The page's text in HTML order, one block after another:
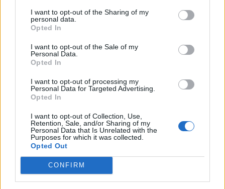
I want to opt-out of the Sharing of my
personal data.
Opted In
I want to opt-out of the Sale of my
Personal Data.
Opted In
I want to opt-out of processing my
Personal Data for Targeted Advertising.
Opted In
I want to opt-out of Collection, Use,
Retention, Sale, and/or Sharing of my
Personal Data that Is Unrelated with the
Purposes for which it was collected.
Opted Out
CONFIRM
VIDEO. Dragomir,
candidatul PSD: „L-
am ajutat pe Becali să